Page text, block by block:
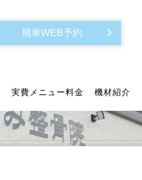
簡単WEB予約
実費メニュー料金 機材紹介